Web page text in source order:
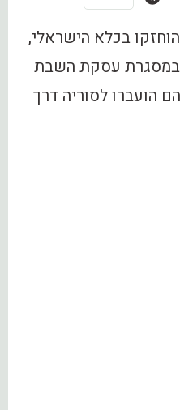
בכלא הישראלי,
במסגרת עסקת השבת
הועברו לסוריה דרך